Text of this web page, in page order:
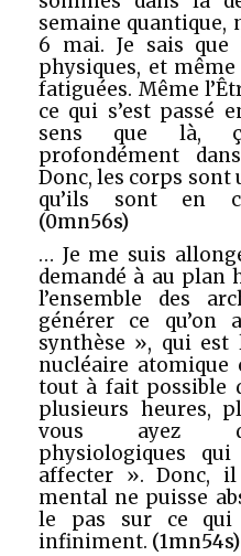
semaine quantique,
6 mai. Je sais que
physiques, et
fatiguées. Même
ce qui s’est passé
sens que là,
profondément
Donc, les corps sont
qu’ils sont en
(0mn56s)
… Je me suis
demandé à au plan
l’ensemble des
générer ce qu’on
synthèse », qui est
nucléaire atomique
tout à fait possible
plusieurs heures,
vous ayez
physiologiques
affecter ». Donc,
mental ne puisse
le pas sur ce qui
infiniment. (1mn54s)